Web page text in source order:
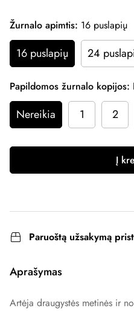
Žurnalo apimtis: 16 puslapių
16 puslapių 24
Papildomos žurnalo kopijos:
Nereikia 1 2
Į
Paruoštą užsakymą
Aprašymas
Artėja draugystės metinės ir